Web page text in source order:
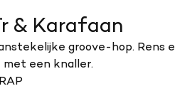
& Karafaan
groove-hop. Rens
een knaller.